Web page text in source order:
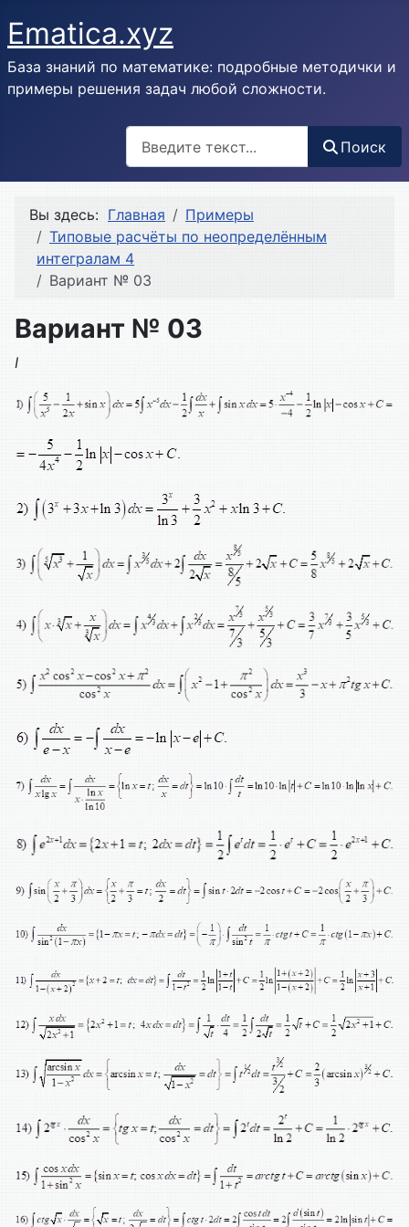
Ematica.xyz
База знаний по математике: подробные методички и
примеры решения задач любой сложности.
Поиск
Вы здесь: Главная
Примеры
Типовые расчёты по неопределённым
интегралам 4
Вариант № 03
Вариант № 03
I